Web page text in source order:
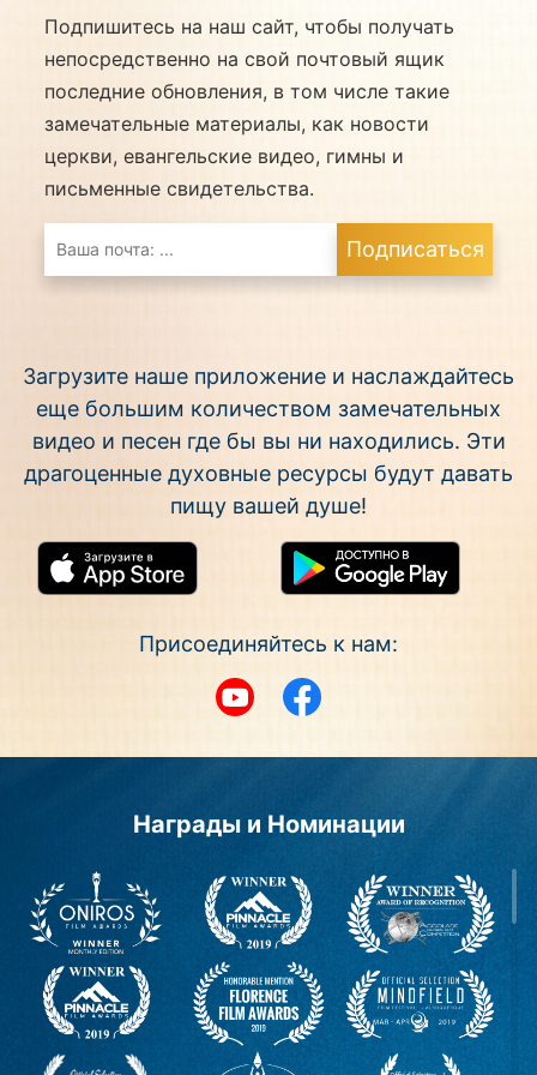
искренне любить и слушаться Бога. Итак, что
же это за история?
Подпишитесь на наш сайт, чтобы получать
непосредственно на свой почтовый ящик
последние обновления, в том числе такие
замечательные материалы, как новости
церкви, евангельские видео, гимны и
письменные свидетельства.
Подписаться
Загрузите наше приложение и наслаждайтесь
еще большим количеством замечательных
видео и песен где бы вы ни находились. Эти
драгоценные духовные ресурсы будут давать
пищу вашей душе!
Присоединяйтесь к нам:
YouTube
Награды и Номинации